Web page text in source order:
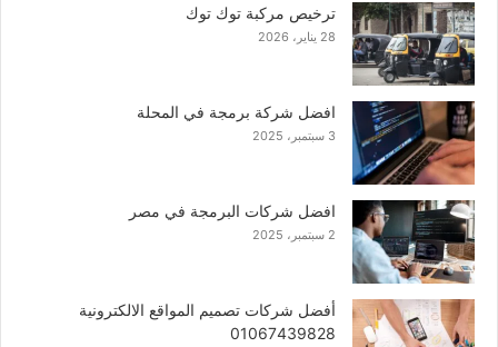
ترخيص مركبة توك توك
28 يناير، 2026
افضل شركة برمجة في المحلة
3 سبتمبر، 2025
افضل شركات البرمجة في مصر
2 سبتمبر، 2025
أفضل شركات تصميم المواقع الالكترونية
01067439828